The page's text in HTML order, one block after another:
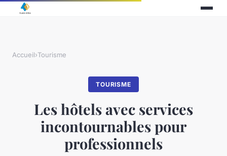
Accueil›Tourisme
TOURISME
Les hôtels avec services
incontournables pour
professionnels